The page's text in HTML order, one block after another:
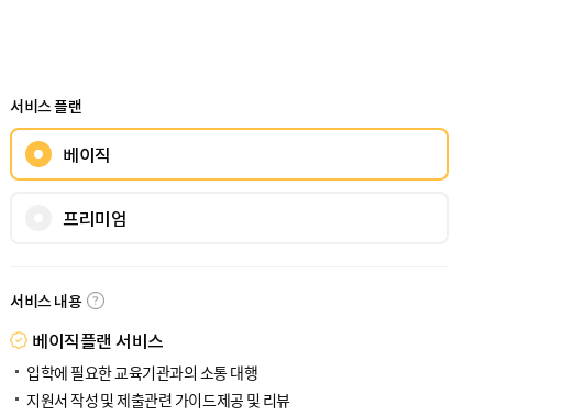
서비스 플랜
베이직
프리미엄
서비스 내용
베이직플랜 서비스
입학에 필요한 교육기관과의 소통 대행
지원서 작성 및 제출관련 가이드제공 및 리뷰